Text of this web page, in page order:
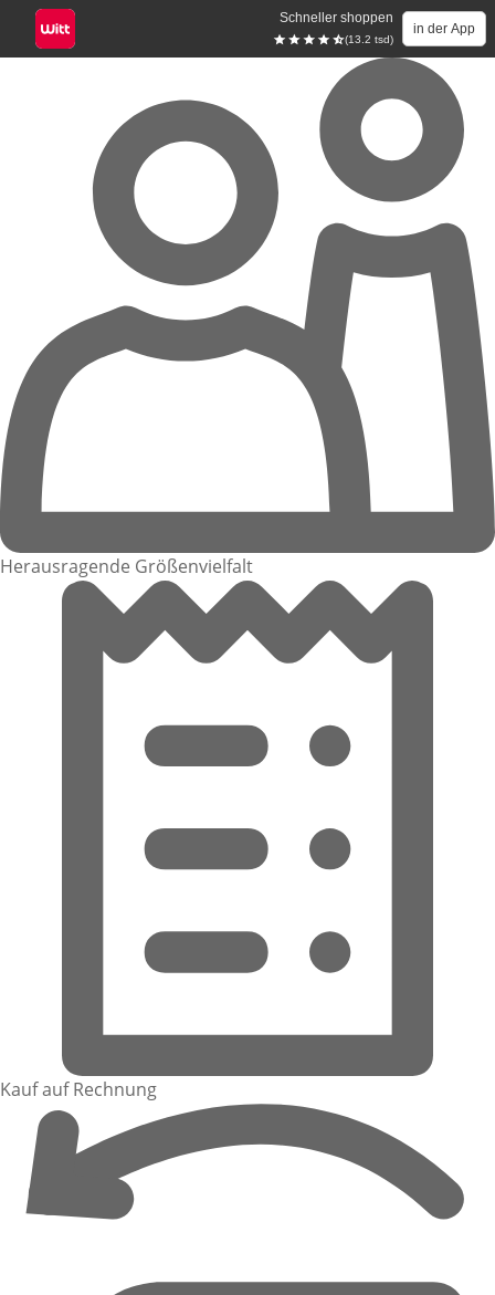
Schneller shoppen
(13.2 tsd)
in der App
Herausragende Größenvielfalt
Kauf auf Rechnung